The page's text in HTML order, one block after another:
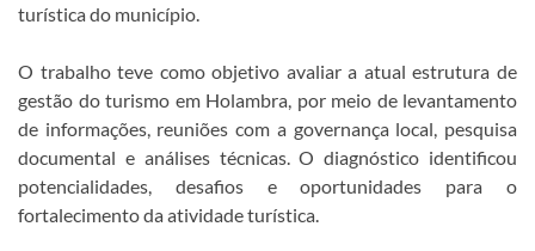
turística do município.
O trabalho teve como objetivo avaliar a atual estrutura de
gestão do turismo em Holambra, por meio de levantamento
de informações, reuniões com a governança local, pesquisa
documental e análises técnicas. O diagnóstico identificou
potencialidades, desafios e oportunidades para o
fortalecimento da atividade turística.